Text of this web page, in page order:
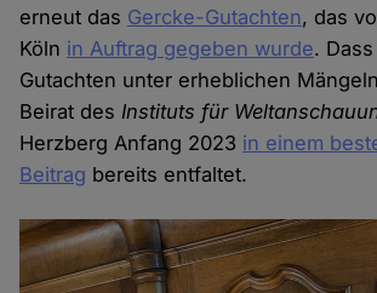
erneut das Gercke-Gutachten, das
Köln in Auftrag gegeben wurde.
Gutachten unter erheblichen
Beirat desInstituts für
Herzberg Anfang 2023 in einem
Beitrag bereits entfaltet.